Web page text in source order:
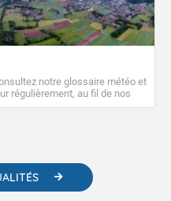
notre glossaire météo et
régulièrement, au fil de nos
des liens utiles vers nos